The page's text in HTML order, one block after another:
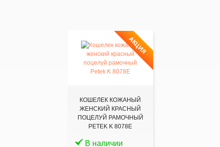
АКЦИЯ
КОШЕЛЕК КОЖАНЫЙ
ЖЕНСКИЙ КРАСНЫЙ
ПОЦЕЛУЙ РАМОЧНЫЙ
PETEK K 8078Е
В наличии